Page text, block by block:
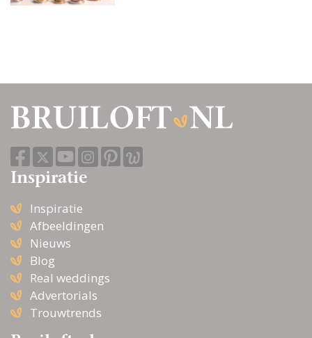
Inspiratie
Inspiratie
Afbeeldingen
Nieuws
Blog
Real weddings
Advertorials
Trouwtrends